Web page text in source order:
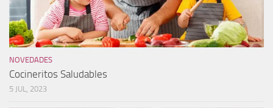
NOVEDADES
Cocineritos Saludables
5 JUL, 2023